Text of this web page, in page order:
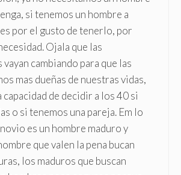
si tenemos un hombre a
por el gusto de tenerlo, por
Ojala que las
cambiando para que las
mas dueñas de nuestras vidas,
capacidad de decidir a los 40 si
o si tenemos una pareja. Em lo
es un hombre maduro y
que valen la pena bucan
los maduros que buscan